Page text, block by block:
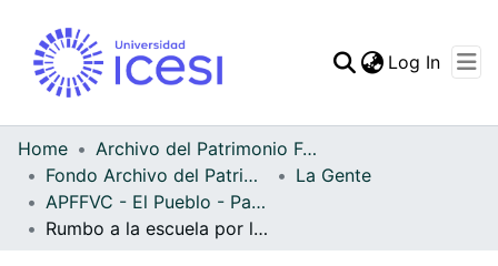
Statistics
Log In
Home
Archivo del Patrimonio Fotográfico y Fílmico del Valle del Cauca
Fondo Archivo del Patrimonio Fotográfico y Fílmico del Valle del Cauca
La Gente
APFFVC - El Pueblo - Patrimonial
Rumbo a la escuela por las calles del centro de la ciudad, los hermanitos María Eugenia y Jaime Jaramillo